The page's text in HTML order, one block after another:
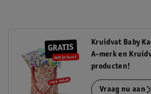
Kruidvat Baby
A-merk en
producten!
Vraag nu aan